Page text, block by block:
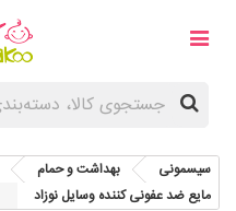
سیسمونی بهداشت و حمام
مایع ضد عفونی کننده وسایل نوزاد